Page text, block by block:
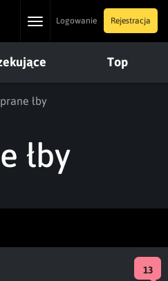
ToggleLogowanie Rejestracja
Top
łby
łby
13